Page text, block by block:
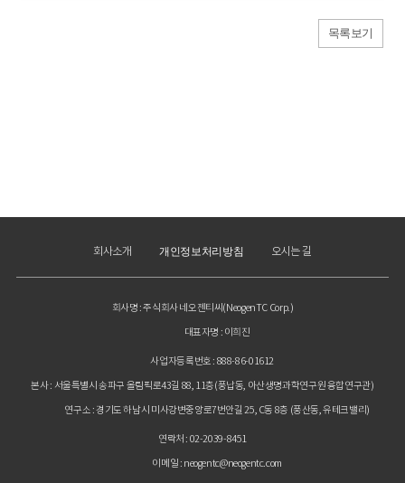
목록보기
회사소개 개인정보처리방침 오시는 길
회사명 : 주식회사 네오젠티씨(NeogenTC Corp.)
대표자명 : 이희진
사업자등록번호 : 888-86-01612
본사 : 서울특별시 송파구 올림픽로43길 88, 11층(풍납동, 아산생명과학연구원 융합연구관)
연구소 : 경기도 하남시 미사강변중앙로7번안길 25, C동 8층 (풍산동, 유테크밸리)
연락처 : 02-2039-8451
이메일 : neogentc@neogentc.com